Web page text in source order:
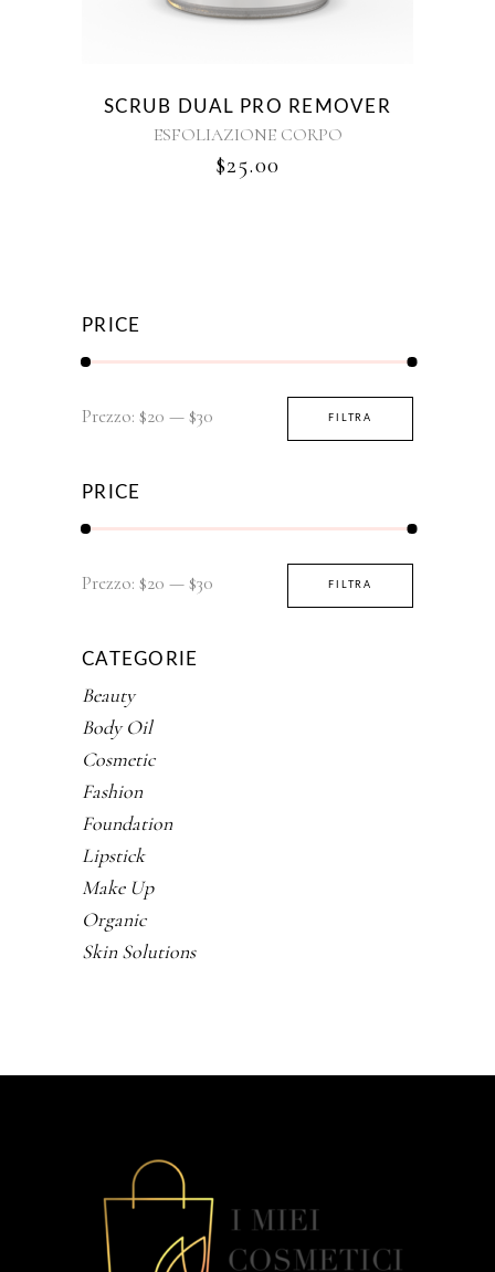
SCRUB DUAL PRO REMOVER
ESFOLIAZIONE CORPO
$25.00
PRICE
Prezzo
Prezzo
FILTRA
Prezzo: $20 —$30
PRICE
Prezzo
Prezzo
FILTRA
Prezzo: $20 —$30
CATEGORIE
Beauty
Body Oil
Cosmetic
Fashion
Foundation
Lipstick
Make Up
Organic
Skin Solutions